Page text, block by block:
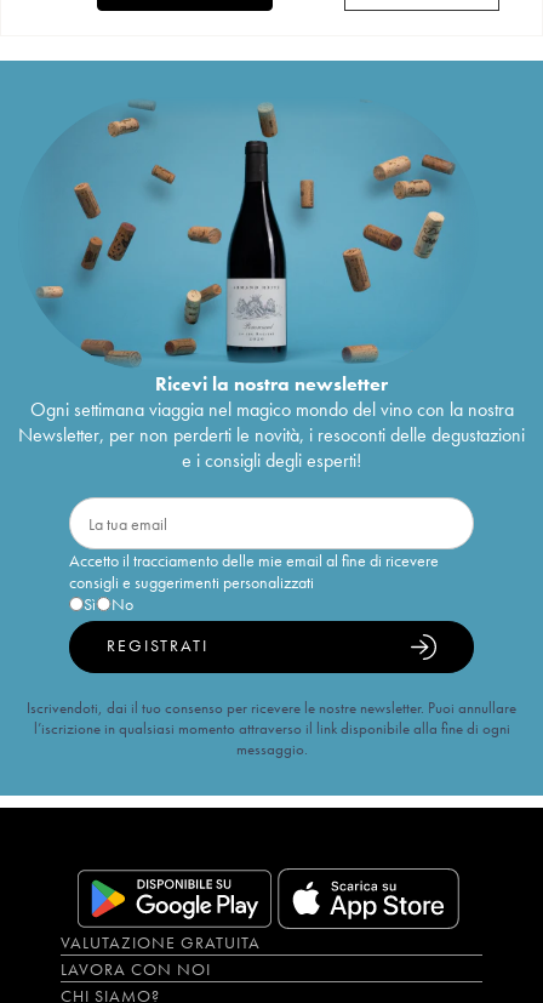
Ricevi la nostra newsletter
Ogni settimana viaggia nel magico mondo del vino con la nostra
Newsletter, per non perderti le novità, i resoconti delle degustazioni
e i consigli degli esperti!
Accetto il tracciamento delle mie email al fine di ricevere
consigli e suggerimenti personalizzati
Sì
No
REGISTRATI
Iscrivendoti, dai il tuo consenso per ricevere le nostre newsletter. Puoi annullare
l’iscrizione in qualsiasi momento attraverso il link disponibile alla fine di ogni
messaggio.
VALUTAZIONE GRATUITA
LAVORA CON NOI
CHI SIAMO?